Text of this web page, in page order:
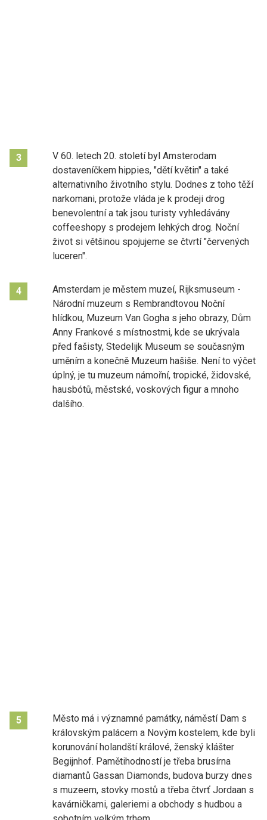
3
V 60. letech 20. století byl Amsterodam
dostaveníčkem hippies, "dětí květin" a také
alternativního životního stylu. Dodnes z toho těží
narkomani, protože vláda je k prodeji drog
benevolentní a tak jsou turisty vyhledávány
coffeeshopy s prodejem lehkých drog. Noční
život si většinou spojujeme se čtvrtí "červených
luceren".
4
Amsterdam je městem muzeí, Rijksmuseum -
Národní muzeum s Rembrandtovou Noční
hlídkou, Muzeum Van Gogha s jeho obrazy, Dům
Anny Frankové s místnostmi, kde se ukrývala
před fašisty, Stedelijk Museum se současným
uměním a konečně Muzeum hašiše. Není to výčet
úplný, je tu muzeum námořní, tropické, židovské,
hausbótů, městské, voskových figur a mnoho
dalšího.
5
Město má i významné památky, náměstí Dam s
královským palácem a Novým kostelem, kde byli
korunování holandští králové, ženský klášter
Begijnhof. Pamětihodností je třeba brusírna
diamantů Gassan Diamonds, budova burzy dnes
s muzeem, stovky mostů a třeba čtvrť Jordaan s
kavárničkami, galeriemi a obchody s hudbou a